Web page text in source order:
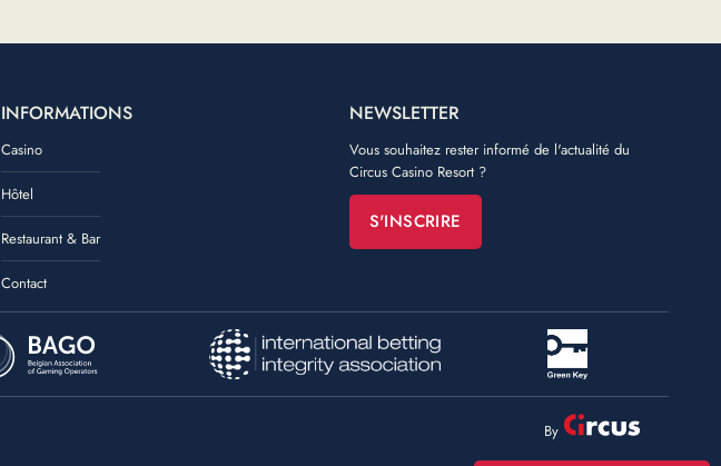
INFORMATIONS
Casino
Hôtel
Restaurant & Bar
Contact
NEWSLETTER
Vous souhaitez rester informé de l'actualité du
Circus Casino Resort ?
S'INSCRIRE
By